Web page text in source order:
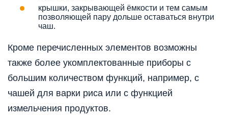
крышки, закрывающей ёмкости и тем самым
позволяющей пару дольше оставаться внутри
чаш.
Кроме перечисленных элементов возможны
также более укомплектованные приборы с
большим количеством функций, например, с
чашей для варки риса или с функцией
измельчения продуктов.